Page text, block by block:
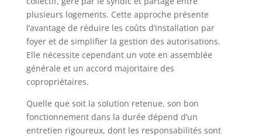
UNITÉ EXTÉRIEURE REQUISE : Avec des dimensions
de 460 × 285 × 230mm et un poids de 12kg, ce
de groupe extérieur ni de fixation murale
permanente. Il peut être placé dans une chambre,
un bureau ou un logement locatif près d’une
évacuation adaptée CLIMATISEUR MOBILE AVEC
TUYAU D’ÉVACUATION : Le colis comprend une
commande à main, un tuyau d’évacuation, un
raccord de conduit d’air et un tuyau de drainage.
port USB 2,0A facilitent le réglage de la
plusieurs logements. Cette approche présente
l’avantage de réduire les coûts d’installation par
foyer et de simplifier la gestion des autorisations.
Elle nécessite cependant un vote en assemblée
générale et un accord majoritaire des
copropriétaires.
Quelle que soit la solution retenue, son bon
fonctionnement dans la durée dépend d’un
entretien rigoureux, dont les responsabilités sont